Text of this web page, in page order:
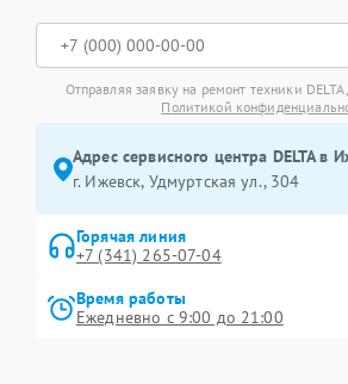
Отправляя заявку на ремонт техники
Политикой
Адрес сервисного центра DELTA в
г. Ижевск, Удмуртская ул., 304
Горячая линия
+7 (341) 265-07-04
Время работы
Ежедневно с 9:00 до 21:00